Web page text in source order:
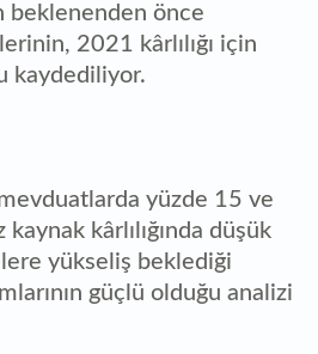
beklenenden önce
2021 kârlılığı için
kaydediliyor.
yüzde 15 ve
kârlılığında düşük
yükseliş beklediği
güçlü olduğu analizi